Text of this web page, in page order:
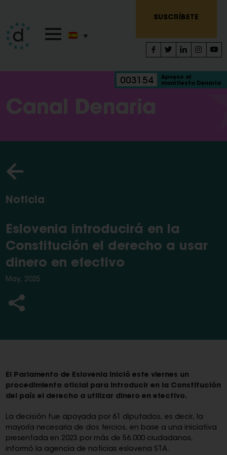
SUSCRÍBETE
003154
Apoyos al
manifiesto Denaria
Canal Denaria
Noticia
Eslovenia introducirá en la
Constitución el derecho a usar
dinero en efectivo
May, 2025
El Parlamento de Eslovenia inició este viernes un
procedimiento oficial para introducir en la Constitución
del país el derecho a utilizar dinero en efectivo.
La decisión fue apoyada por 61 diputados, es decir, la
mayoría necesaria de dos tercios, en base a una iniciativa
presentada en 2023 por más de 56.000 ciudadanos,
informó la agencia de noticias eslovena STA.